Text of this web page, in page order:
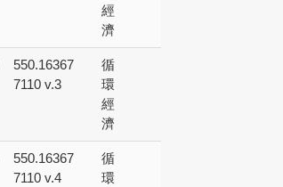
經
濟
550.16367
7110 v.3
循
環
經
濟
550.16367
7110 v.4
循
環